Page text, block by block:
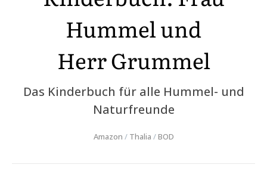
Hummel und
Herr Grummel
Das Kinderbuch für alle Hummel- und
Naturfreunde
Amazon / Thalia /BOD